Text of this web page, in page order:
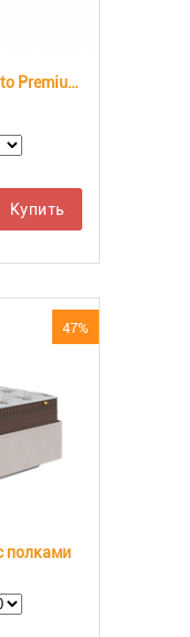
Ортопедический матрас Orto Premium Hard
Купить
47%
полками